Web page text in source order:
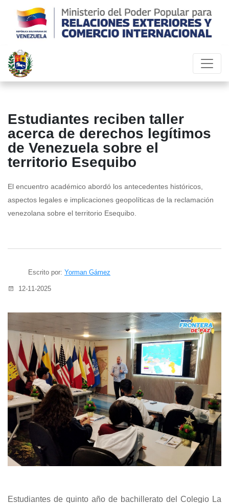
Estudiantes reciben taller
acerca de derechos legítimos
de Venezuela sobre el
territorio Esequibo
El encuentro académico abordó los antecedentes históricos,
aspectos legales e implicaciones geopolíticas de la reclamación
venezolana sobre el territorio Esequibo.
Escrito por: Yorman Gámez
12-11-2025
Estudiantes de quinto año de bachillerato del Colegio La